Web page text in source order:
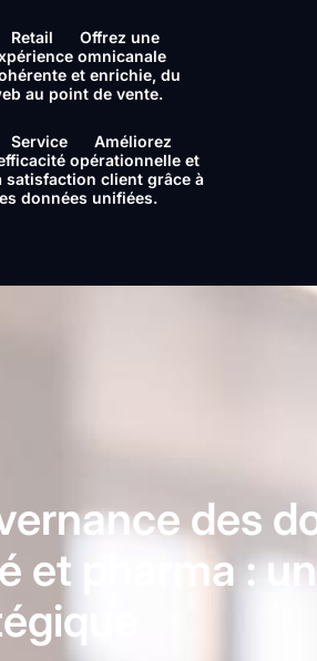
Retail
Offrez une
omnicanale
et enrichie, du
au point de vente.
Service
Améliorez
opérationnelle et
satisfaction client grâce à
données unifiées.
des
et pharma :